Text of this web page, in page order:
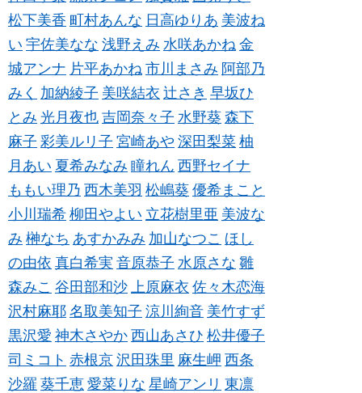
松下美香 町村あんな 日高ゆりあ 美波ね
い 宇佐美なな 浅野えみ 水咲あかね 金
城アンナ 片平あかね 市川まさみ 阿部乃
みく 加納綾子 美咲結衣 辻さき 早坂ひ
とみ 光月夜也 吉岡奈々子 水野葵 森下
麻子 彩美ルリ子 宮崎あや 深田梨菜 柚
月あい 夏希みなみ 瞳れん 西野セイナ
ももい理乃 西木美羽 松嶋葵 優希まこと
小川瑞希 柳田やよい 立花樹里亜 美波な
み 榊なち あすかみみ 加山なつこ ほし
の由依 真白希実 音原恭子 水原さな 雛
森みこ 谷田部和沙 上原麻衣 佐々木恋海
沢村麻耶 名取美知子 涼川絢音 美竹すず
黒沢愛 神木さやか 西山あさひ 松井優子
司ミコト 赤根京 沢田珠里 麻生岬 西条
沙羅 葵千恵 愛菜りな 星崎アンリ 東凛